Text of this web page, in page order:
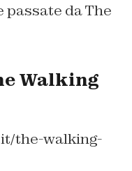
passate da The
Walking
the-walking-